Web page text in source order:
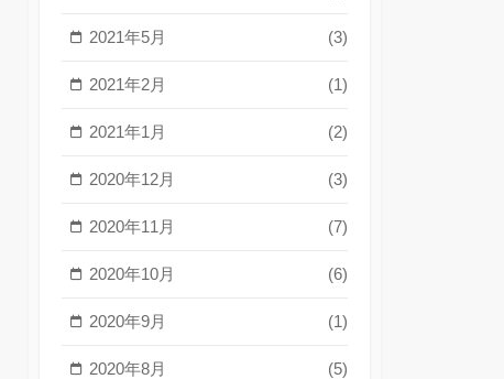
2021年5月 (3)
2021年2月 (1)
2021年1月 (2)
2020年12月 (3)
2020年11月 (7)
2020年10月 (6)
2020年9月 (1)
2020年8月 (5)